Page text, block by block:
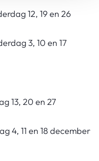
12, 19 en 26
3, 10 en 17
13, 20 en 27
4, 11 en 18 december